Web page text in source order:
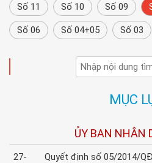
Số 11 Số 10 Số 09
Số 06 Số 04+05 Số 03
MỤC
ỦY BAN NHÂN
27-
Quyết định số 05/2014/